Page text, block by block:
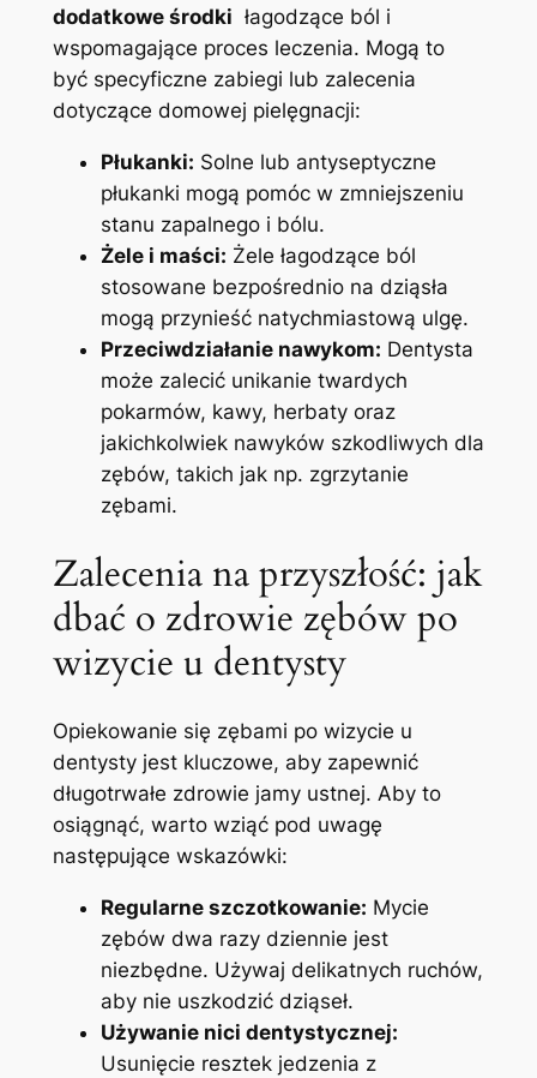
dodatkowe środki ⁣ łagodzące ból i
wspomagające proces leczenia. ⁣Mogą to
być ⁤specyficzne zabiegi lub zalecenia
dotyczące domowej pielęgnacji:
Płukanki: Solne lub antyseptyczne
płukanki mogą pomóc w ⁤zmniejszeniu
stanu zapalnego i bólu.
Żele‍ i maści: Żele łagodzące ból
stosowane bezpośrednio na dziąsła
mogą przynieść natychmiastową ulgę.
Przeciwdziałanie ⁤nawykom: Dentysta
może zalecić unikanie twardych⁢
pokarmów,⁣ kawy, herbaty oraz
jakichkolwiek nawyków szkodliwych dla⁤
zębów, takich ‍jak np. zgrzytanie
zębami.
Zalecenia na przyszłość: jak
dbać ‍o zdrowie zębów po
wizycie ‌u dentysty
Opiekowanie się zębami po wizycie u
dentysty jest kluczowe, aby zapewnić
długotrwałe zdrowie jamy ustnej. Aby to
osiągnąć, warto wziąć pod uwagę
następujące wskazówki:
Regularne szczotkowanie: Mycie
zębów dwa razy dziennie jest
niezbędne. ‌Używaj delikatnych ruchów,
aby nie ​uszkodzić dziąseł.
Używanie nici‍ dentystycznej:
‍Usunięcie resztek jedzenia z